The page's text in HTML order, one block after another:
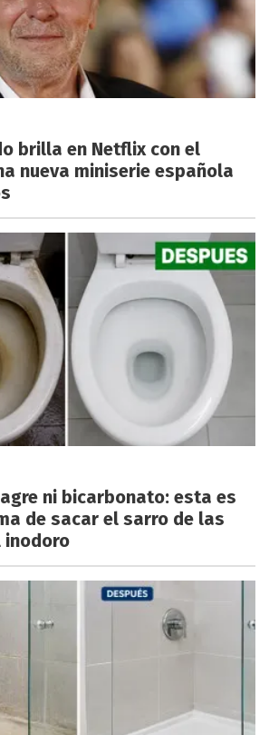
brilla en Netflix con el
nueva miniserie española
ni bicarbonato: esta es
de sacar el sarro de las
inodoro